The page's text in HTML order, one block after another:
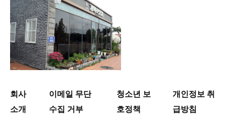
회사
소개
이메일 무단
수집 거부
청소년 보
호정책
개인정보 취
급방침